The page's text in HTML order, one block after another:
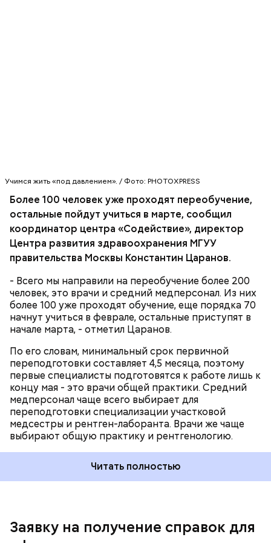
Учимся жить «под давлением». / Фото: PHOTOXPRESS
Более 100 человек уже проходят переобучение,
остальные пойдут учиться в марте, сообщил
координатор центра «Содействие», директор
Центра развития здравоохранения МГУУ
правительства Москвы Константин Царанов.
- Всего мы направили на переобучение более 200
человек, это врачи и средний медперсонал. Из них
более 100 уже проходят обучение, еще порядка 70
начнут учиться в феврале, остальные приступят в
начале марта, - отметил Царанов.
По его словам, минимальный срок первичной
переподготовки составляет 4,5 месяца, поэтому
первые специалисты подготовятся к работе лишь к
концу мая - это врачи общей практики. Средний
медперсонал чаще всего выбирает для
переподготовки специализации участковой
медсестры и рентген-лаборанта. Врачи же чаще
выбирают общую практику и рентгенологию.
Напомним, в Москве проходит реформа системы
здравоохранения, цель которой - повышение
качества медицинских услуг. Она
предусматривает сокращение врачей и
медперсонала, а также закрытие ряда
неэффективных медучреждений, отмечает
агентство"Москва".
Читать полностью
ВРАЧИ
Заявку на получение справок для
Заполнить заявку на получение справки для
ПЕНСИОННАЯ РЕФОРМА